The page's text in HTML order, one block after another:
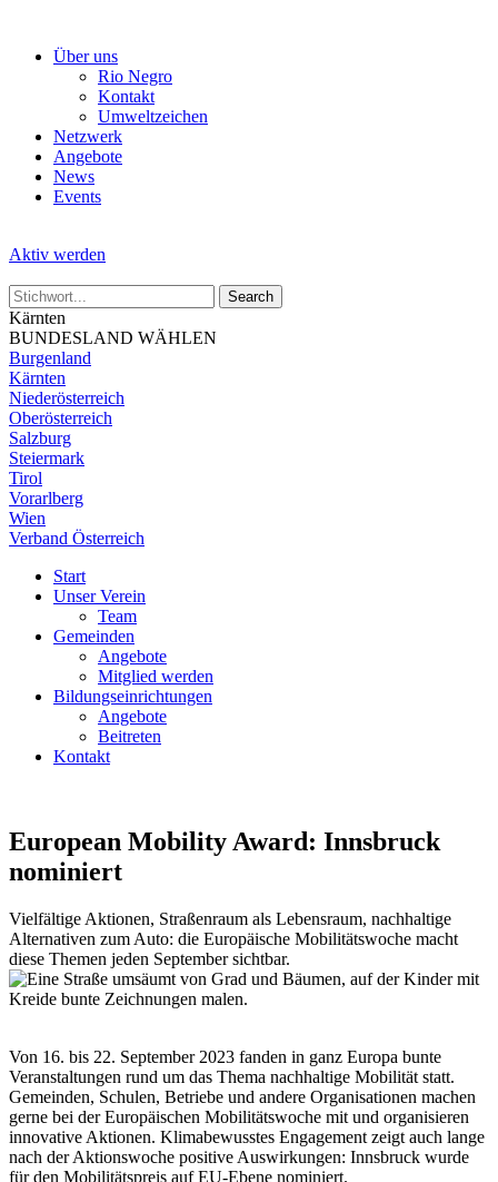
Über uns
Rio Negro
Kontakt
Umweltzeichen
Netzwerk
Angebote
News
Events
Aktiv werden
Kärnten
BUNDESLAND WÄHLEN
Burgenland
Kärnten
Niederösterreich
Oberösterreich
Salzburg
Steiermark
Tirol
Vorarlberg
Wien
Verband Österreich
Start
Unser Verein
Team
Gemeinden
Angebote
Mitglied werden
Bildungseinrichtungen
Angebote
Beitreten
Kontakt
European Mobility Award: Innsbruck
nominiert
Vielfältige Aktionen, Straßenraum als Lebensraum, nachhaltige
Alternativen zum Auto: die Europäische Mobilitätswoche macht
diese Themen jeden September sichtbar.
Von 16. bis 22. September 2023 fanden in ganz Europa bunte
Veranstaltungen rund um das Thema nachhaltige Mobilität statt.
Gemeinden, Schulen, Betriebe und andere Organisationen machen
gerne bei der Europäischen Mobilitätswoche mit und organisieren
innovative Aktionen. Klimabewusstes Engagement zeigt auch lange
nach der Aktionswoche positive Auswirkungen: Innsbruck wurde
für den Mobilitätspreis auf EU-Ebene nominiert.